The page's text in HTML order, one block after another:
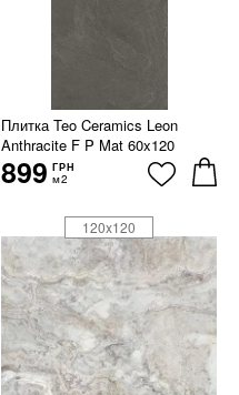
Плитка Teo Ceramics Leon
Anthracite F P Mat 60x120
899 ГРН
м2
120x120